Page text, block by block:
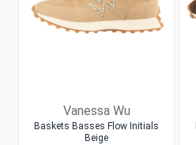
Vanessa Wu
Baskets Basses Flow Initials
Beige